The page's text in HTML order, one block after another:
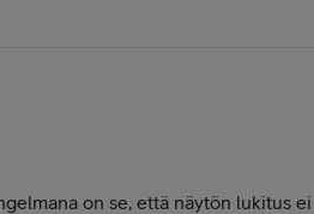
on se, että näytön lukitus ei